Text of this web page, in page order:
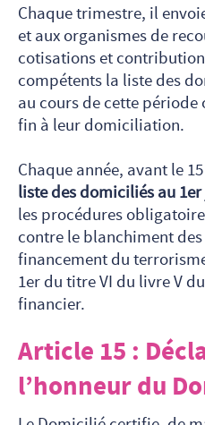
Chaque trimestre, il
et aux organismes de
cotisations et
compétents la liste des
au cours de cette période
fin à leur domiciliation.
Chaque année, avant le
liste des domiciliés au
les procédures
contre le blanchiment
financement du
1er du titre VI du livre V
financier.
Article 15 :
l’honneur du